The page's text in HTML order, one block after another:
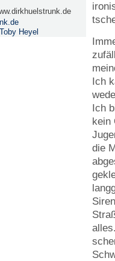
Heyel
Ich
Ich
kein
die